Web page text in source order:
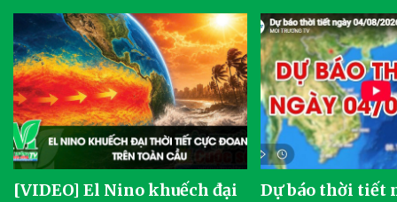
[VIDEO] El Nino khuếch đại
Dự báo thời tiết